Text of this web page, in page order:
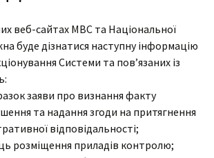
веб-сайтах МВС та Національної
буде дізнатися наступну інформацію
Системи та пов’язаних із
заяви про визнання факту
та надання згоди на притягнення
відповідальності;
розміщення приладів контролю;